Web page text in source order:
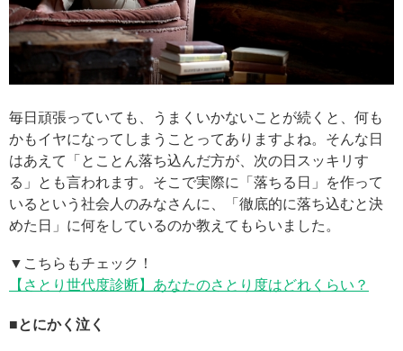
毎日頑張っていても、うまくいかないことが続くと、何も
かもイヤになってしまうことってありますよね。そんな日
はあえて「とことん落ち込んだ方が、次の日スッキリす
る」とも言われます。そこで実際に「落ちる日」を作って
いるという社会人のみなさんに、「徹底的に落ち込むと決
めた日」に何をしているのか教えてもらいました。
▼こちらもチェック！
【さとり世代度診断】あなたのさとり度はどれくらい？
■とにかく泣く